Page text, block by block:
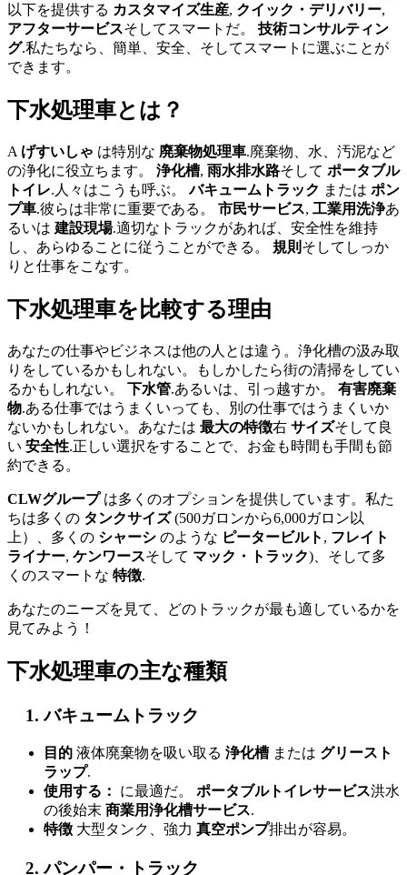
以下を提供する カスタマイズ生産, クイック・デリバリー,
アフターサービスそしてスマートだ。 技術コンサルティン
グ.私たちなら、簡単、安全、そしてスマートに選ぶことが
できます。
下水処理車とは？
A げすいしゃ は特別な 廃棄物処理車.廃棄物、水、汚泥など
の浄化に役立ちます。 浄化槽, 雨水排水路そして ポータブル
トイレ.人々はこうも呼ぶ。バキュームトラック または ポン
プ車.彼らは非常に重要である。 市民サービス, 工業用洗浄あ
るいは 建設現場.適切なトラックがあれば、安全性を維持
し、あらゆることに従うことができる。 規則 そしてしっか
りと仕事をこなす。
下水処理車を比較する理由
あなたの仕事やビジネスは他の人とは違う。浄化槽の汲み取
りをしているかもしれない。もしかしたら街の清掃をしてい
るかもしれない。 下水管.あるいは、引っ越すか。 有害廃棄
物.ある仕事ではうまくいっても、別の仕事ではうまくいか
ないかもしれない。あなたは 最大の特徴右 サイズそして良
い 安全性.正しい選択をすることで、お金も時間も手間も節
約できる。
CLWグループは多くのオプションを提供しています。私た
ちは多くの タンクサイズ(500ガロンから6,000ガロン以
上）、多くの シャーシ のような ピータービルト , フレイト
ライナー, ケンワースそして マック・トラック)、そして多
くのスマートな 特徴.
あなたのニーズを見て、どのトラックが最も適しているかを
見てみよう！
下水処理車の主な種類
バキュームトラック
目的 液体廃棄物を吸い取る 浄化槽 または グリースト
ラップ.
使用する：
に最適だ。 ポータブルトイレサービス洪水
の後始末 商業用浄化槽サービス.
特徴 大型タンク、強力 真空ポンプ排出が容易。
パンパー・トラック